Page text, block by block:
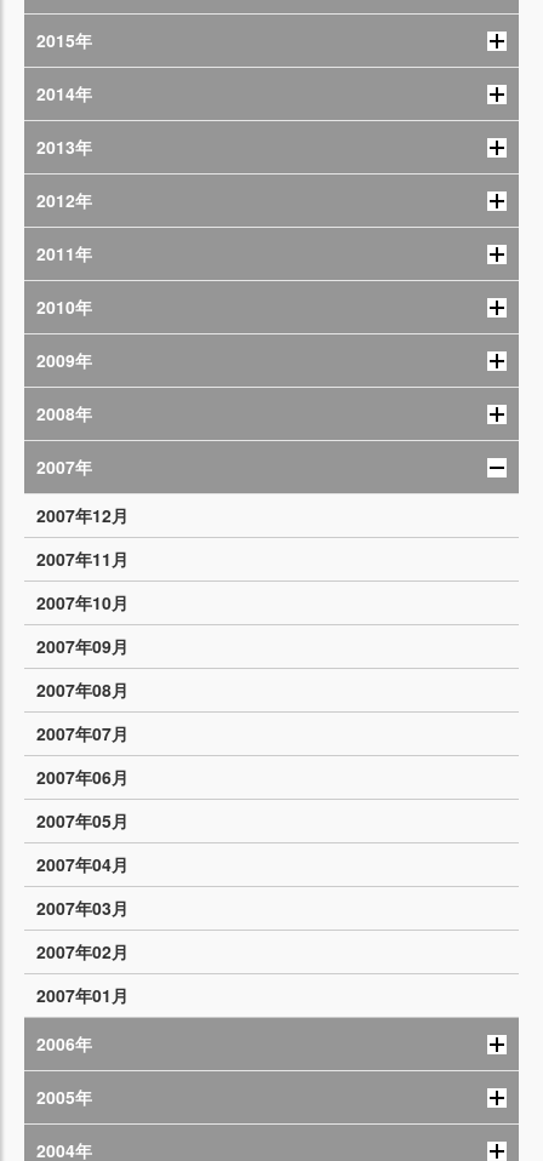
2015年
2014年
2013年
2012年
2011年
2010年
2009年
2008年
2007年
2007年12月
2007年11月
2007年10月
2007年09月
2007年08月
2007年07月
2007年06月
2007年05月
2007年04月
2007年03月
2007年02月
2007年01月
2006年
2005年
2004年